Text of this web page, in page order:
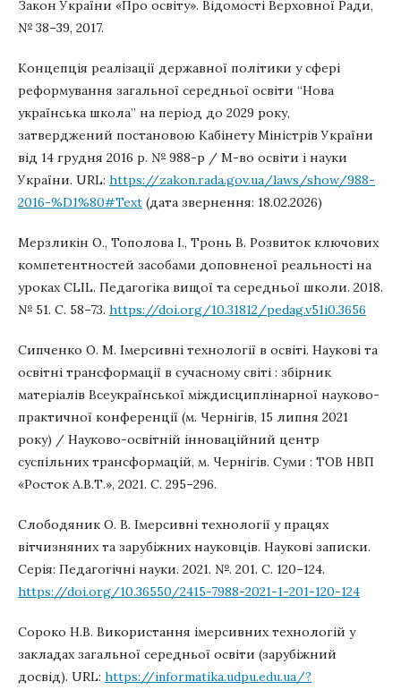
Закон України «Про освіту». Відомості Верховної Ради,
№ 38–39, 2017.
Концепція реалізації державної політики у сфері
реформування загальної середньої освіти “Нова
українська школа” на період до 2029 року,
затверджений постановою Кабінету Міністрів України
від 14 грудня 2016 р. № 988-р / М-во освіти і науки
України. URL: https://zakon.rada.gov.ua/laws/show/988-
2016-%D1%80#Text (дата звернення: 18.02.2026)
Мерзликін О., Тополова І., Тронь В. Розвиток ключових
компетентностей засобами доповненої реальності на
уроках CLIL. Педагогіка вищої та середньої школи. 2018.
№ 51. С. 58–73. https://doi.org/10.31812/pedag.v51i0.3656
Сипченко О. М. Імерсивні технології в освіті. Наукові та
освітні трансформації в сучасному світі : збірник
матеріалів Всеукраїнської міждисциплінарної науково-
практичної конференції (м. Чернігів, 15 липня 2021
року) / Науково-освітній інноваційний центр
суспільних трансформацій, м. Чернігів. Суми : ТОВ НВП
«Росток А.В.Т.», 2021. С. 295–296.
Cлободяник О. В. Імерсивні технології у працях
вітчизняних та зарубіжних науковців. Наукові записки.
Серія: Педагогічні науки. 2021. №. 201. С. 120–124.
https://doi.org/10.36550/2415-7988-2021-1-201-120-124
Сороко Н.В. Використання імерсивних технологій у
закладах загальної середньої освіти (зарубіжний
досвід). URL: https://informatika.udpu.edu.ua/?